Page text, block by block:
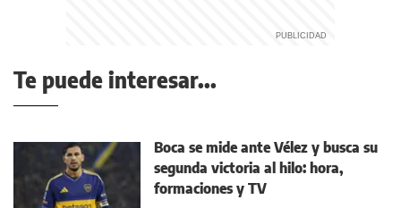
Te puede interesar...
Boca se mide ante Vélez y busca su
segunda victoria al hilo: hora,
formaciones y TV